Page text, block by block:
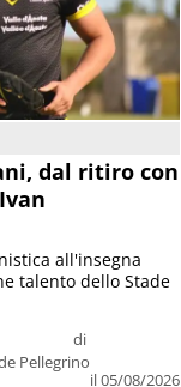
dal ritiro con
di
Pellegrino
il 05/08/2026
all'insegna
talento dello Stade